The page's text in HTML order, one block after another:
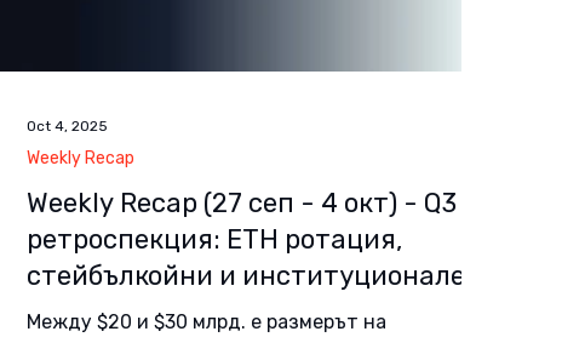
Weekly Recap (27 сеп - 4 oкт) - Q3 в
ретроспекция: ETH ротация,
стейбълкойни и институционален
onchain тласък
Между $20 и $30 млрд. е размерът на
Weekly Recap
Oct 4, 2025